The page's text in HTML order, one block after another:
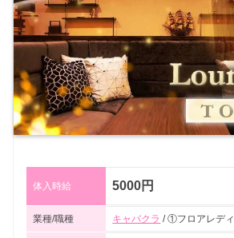
体入時給 5000円
業種/職種 キャバクラ / ①フロアレディ